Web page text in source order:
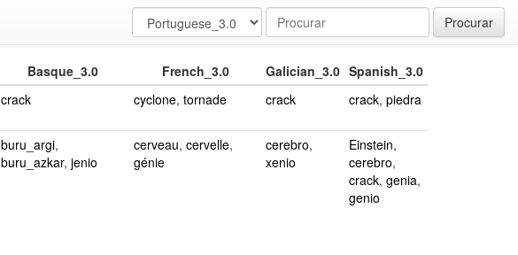
Procurar
Basque_3.0 French_3.0 Galician_3.0 Spanish_3.0
crack cyclone, tornade crack crack, piedra
buru_argi,
buru_azkar, jenio
cerveau, cervelle,
génie
cerebro,
xenio
Einstein,
cerebro,
crack, genia,
genio